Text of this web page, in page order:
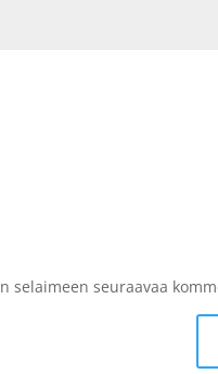
selaimeen seuraavaa